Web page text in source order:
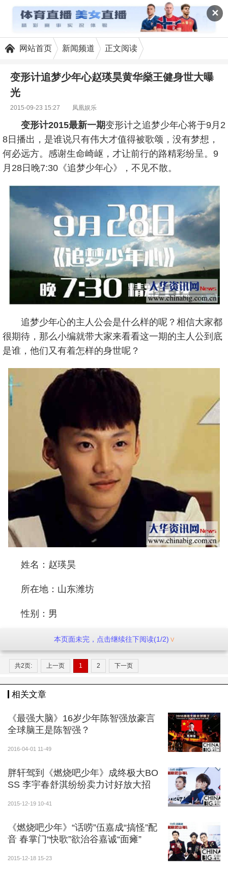
✕
网站首页 新闻频道 正文阅读
变形计追梦少年心赵瑛昊黄华燊王健身世大曝
光
2015-09-23 15:27 凤凰娱乐
变形计2015最新一期变形计之追梦少年心将于9月2
8日播出，是谁说只有伟大才值得被歌颂，没有梦想，
何必远方。感谢生命崎岖，才让前行的路精彩纷呈。9
月28日晚7:30《追梦少年心》，不见不散。
追梦少年心的主人公会是什么样的呢？相信大家都
很期待，那么小编就带大家来看看这一期的主人公到底
是谁，他们又有着怎样的身世呢？
姓名：赵瑛昊
所在地：山东潍坊
性别：男
简介：幸运的人应该怀有一颗感激的心
本页面未完，点击继续往下阅读(1/2)
共2页: 上一页 1 2 下一页
相关文章
《最强大脑》16岁少年陈智强放豪言
全球脑王是陈智强？
2016-04-01 11-49
胖轩驾到《燃烧吧少年》成终极大BO
SS 李宇春舒淇纷纷卖力讨好放大招
2015-12-19 10-41
《燃烧吧少年》“话唠”伍嘉成“搞怪”配
音 春掌门“快歌”欲治谷嘉诚“面瘫”
2015-12-18 15-23